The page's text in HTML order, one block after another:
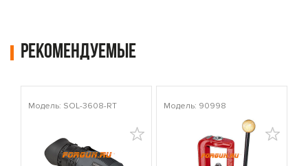
Рекомендуемые
Модель: SOL-3608-RT Модель: 90998